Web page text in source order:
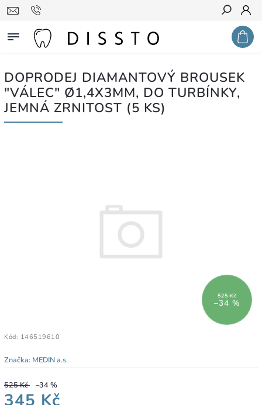
Hledat
DOPRODEJ DIAMANTOVÝ BROUSEK
"VÁLEC" Ø1,4X3MM, DO TURBÍNKY,
JEMNÁ ZRNITOST (5 KS)
525 Kč
–34 %
Kód: 146519610
Značka: MEDIN a.s.
525 Kč –34 %
345 Kč